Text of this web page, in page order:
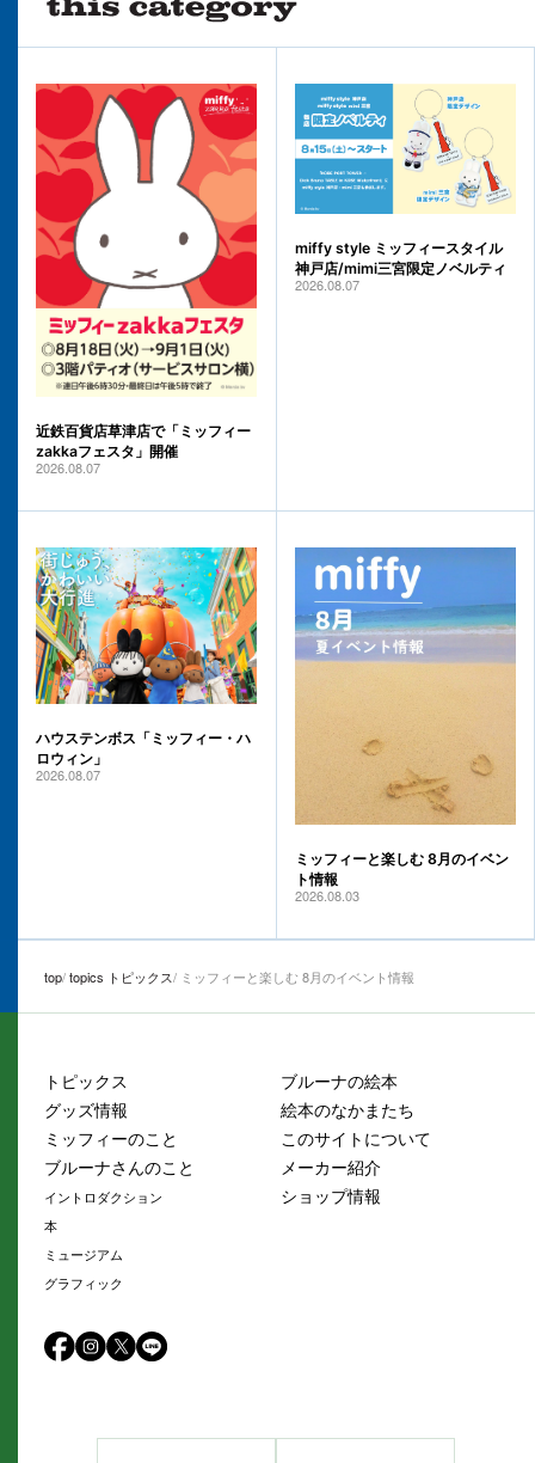
近鉄百貨店草津店で「ミッフィー
zakkaフェスタ」開催
2026.08.07
miffy style ミッフィースタイル
神戸店/mimi三宮限定ノベルティ
2026.08.07
ハウステンボス「ミッフィー・ハ
ロウィン」
2026.08.07
ミッフィーと楽しむ 8月のイベン
ト情報
2026.08.03
top topics トピックス ミッフィーと楽しむ 8月のイベント情報
トピックス
グッズ情報
ミッフィーのこと
ブルーナさんのこと
イントロダクション
本
ミュージアム
グラフィック
ブルーナの絵本
絵本のなかまたち
このサイトについて
メーカー紹介
ショップ情報